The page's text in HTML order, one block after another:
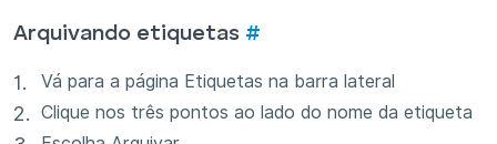
Arquivando etiquetas #
Vá para a página Etiquetas na barra lateral
Clique nos três pontos ao lado do nome da etiqueta